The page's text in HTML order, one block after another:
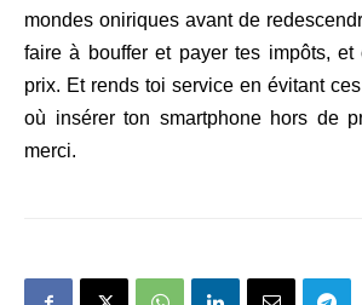
mondes oniriques avant de
faire à bouffer et payer tes impôts, et
prix. Et rends toi service en évitant
où insérer ton smartphone hors de
merci.